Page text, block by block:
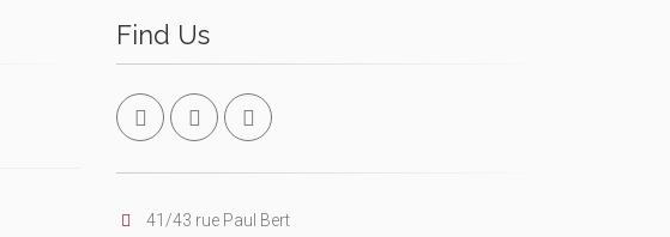
Find Us
41/43 rue Paul Bert